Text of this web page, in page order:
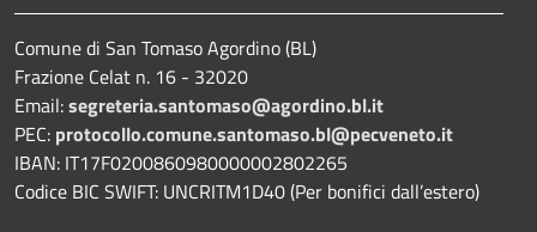
Comune di San Tomaso Agordino (BL)
Frazione Celat n. 16 - 32020
Email:segreteria.santomaso@agordino.bl.it
PEC: protocollo.comune.santomaso.bl@pecveneto.it
IBAN: IT17F0200860980000002802265
Codice BIC SWIFT: UNCRITM1D40 (Per bonifici dall’estero)